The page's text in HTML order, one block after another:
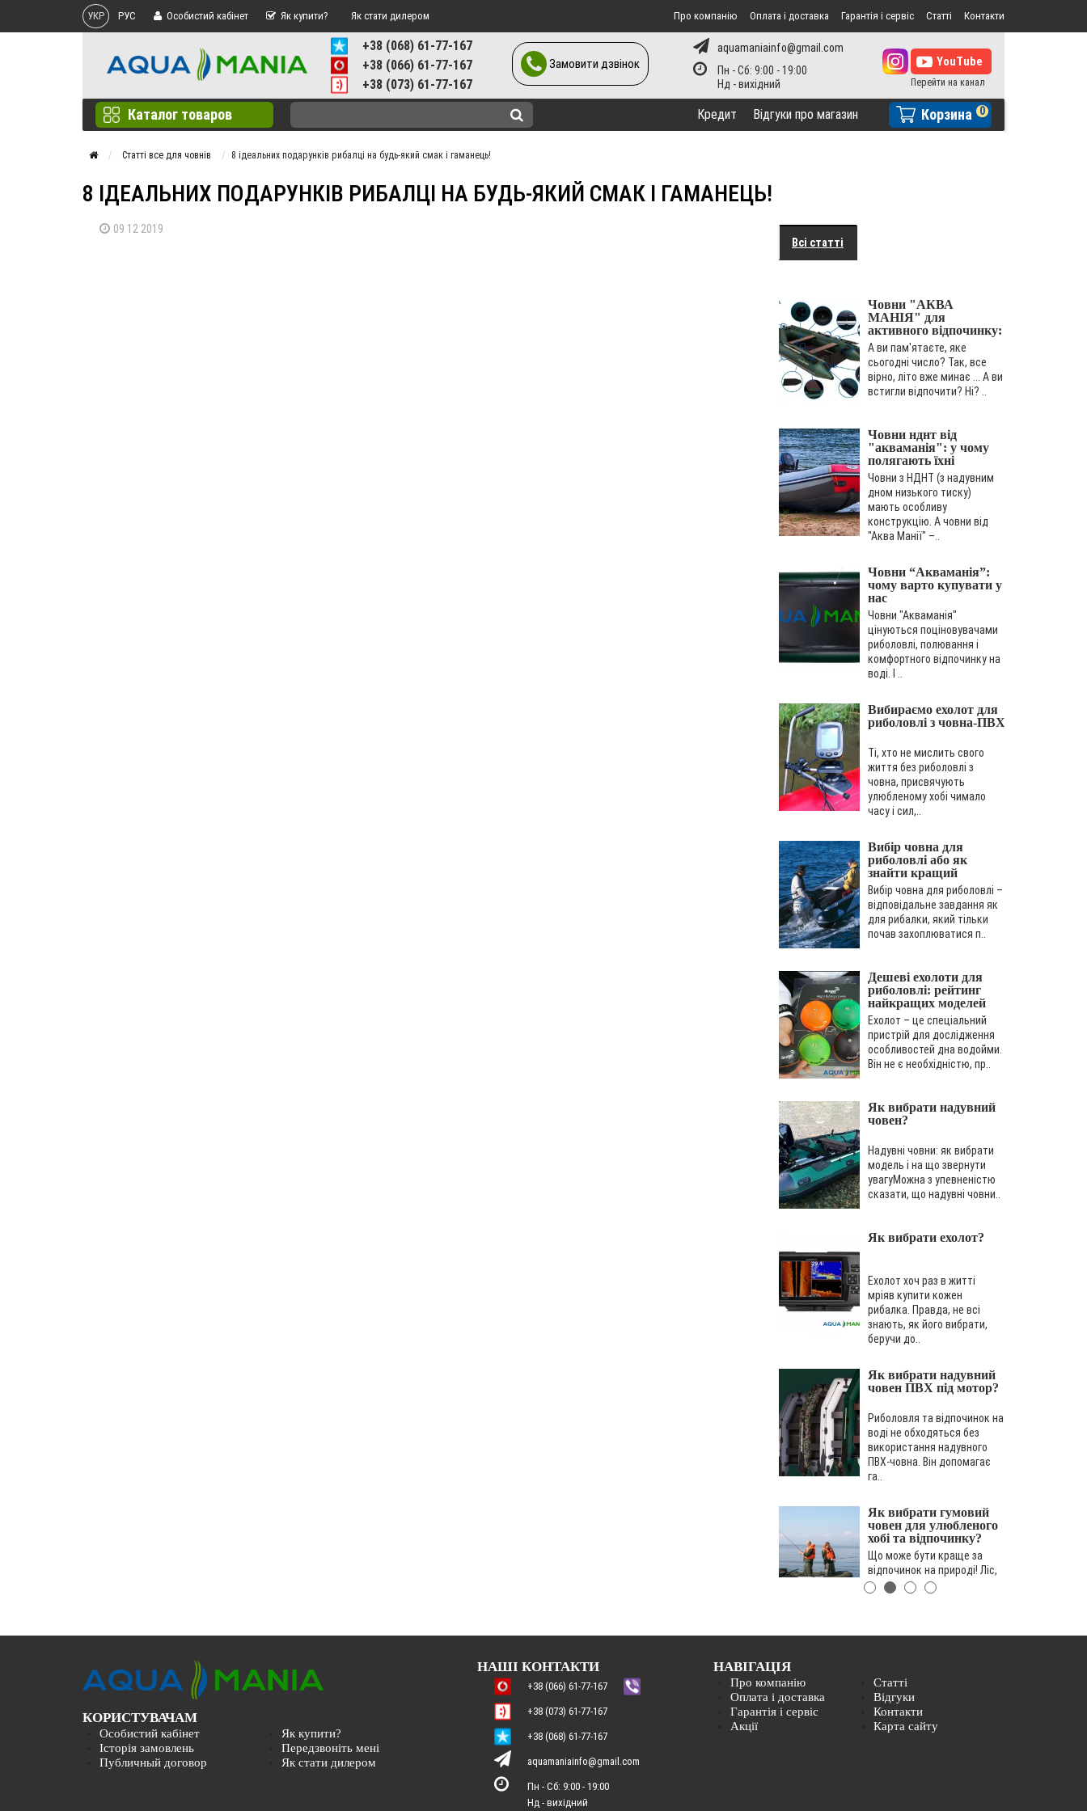
УКР РУС Особистий кабінет Як купити? Як стати дилером Про компанію Оплата і доставка Гарантія і сервіс Статті Контакти
+38 (068) 61-77-167
+38 (066) 61-77-167
+38 (073) 61-77-167
Замовити дзвінок
aquamaniainfo@gmail.com
Пн - Сб: 9:00 - 19:00
Корзина 0
Кредит Відгуки про магазин
Каталог товаров
Статті все для човнів 8 ідеальних подарунків рибалці на будь-який смак і гаманець!
8 ІДЕАЛЬНИХ ПОДАРУНКІВ РИБАЛЦІ НА БУДЬ-ЯКИЙ СМАК І ГАМАНЕЦЬ!
09 12 2019
Всі статті
Найкращий ехолот:
порівняння Lowrance
та Garmin
Човни "АКВА
МАНІЯ" для
активного відпочинку:
як легко стати
незалежними
А ви пам'ятаєте, яке
сьогодні число? Так, все
вірно, літо вже минає ... А ви
встигли відпочити? Ні? ..
Човни нднт від
"акваманія": у чому
полягають їхні
особливості?
Човни з НДНТ (з надувним
дном низького тиску)
мають особливу
конструкцію. А човни від
"Аква Манії" –..
Човни “Акваманія”:
чому варто купувати у
нас
Човни "Акваманія"
цінуються поціновувачами
риболовлі, полювання і
комфортного відпочинку на
воді. І ..
Вибираємо ехолот для
риболовлі з човна-ПВХ
Ті, хто не мислить свого
життя без риболовлі з
човна, присвячують
улюбленому хобі чимало
часу і сил,..
Вибір човна для
риболовлі або як
знайти кращий
варіант?
Вибір човна для риболовлі –
відповідальне завдання як
для рибалки, який тільки
почав захоплюватися п..
Дешеві ехолоти для
риболовлі: рейтинг
найкращих моделей
Ехолот – це спеціальний
пристрій для дослідження
особливостей дна водойми.
Він не є необхідністю, пр..
Як вибрати надувний
човен?
Надувні човни: як вибрати
модель і на що звернути
увагуМожна з упевненістю
сказати, що надувні човни..
Як вибрати ехолот?
Ехолот хоч раз в житті
мріяв купити кожен
рибалка. Правда, не всі
знають, як його вибрати,
беручи до..
Як вибрати надувний
човен ПВХ під мотор?
Риболовля та відпочинок на
воді не обходяться без
використання надувного
ПВХ-човна. Він допомагає
га..
Як вибрати гумовий
човен для улюбленого
хобі та відпочинку?
Що може бути краще за
відпочинок на природі! Ліс,
річка, свіже повітря – саме
взуття, головні убори
чи човни?
Вибір надувного човна
і фурнітури для лову
КОРИСТУВАЧАМ
Особистий кабінет
Історія замовлень
Публичный договор
Як купити?
Передзвоніть мені
Як стати дилером
НАШІ КОНТАКТИ
+38 (066) 61-77-167
+38 (073) 61-77-167
+38 (068) 61-77-167
aquamaniainfo@gmail.com
Пн - Сб: 9:00 - 19:00
НАВІГАЦІЯ
Про компанію
Оплата і доставка
Гарантія і сервіс
Акції
Статті
Відгуки
Контакти
Карта сайту